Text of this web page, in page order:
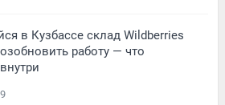
в Кузбассе склад Wildberries
работу — что
9